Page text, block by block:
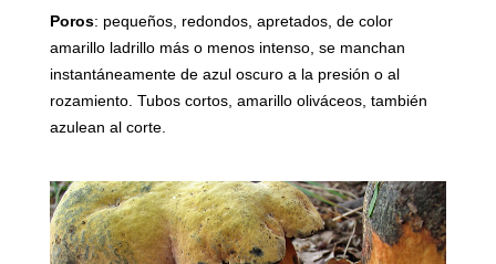
Poros: pequeños, redondos, apretados, de color
amarillo ladrillo más o menos intenso, se manchan
instantáneamente de azul oscuro a la presión o al
rozamiento. Tubos cortos, amarillo oliváceos, también
azulean al corte.